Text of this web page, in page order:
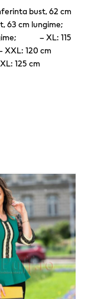
bust, 62 cm
63 cm lungime;
– XL: 115
120 cm
125 cm